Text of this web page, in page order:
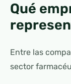
Qué
Entre las
sector